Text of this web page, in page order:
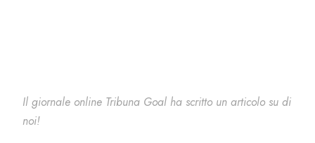
Il giornale online Tribuna Goal ha scritto un articolo su di
noi!